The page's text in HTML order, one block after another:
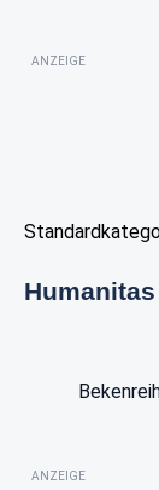
ANZEIGE
ANZEIGE